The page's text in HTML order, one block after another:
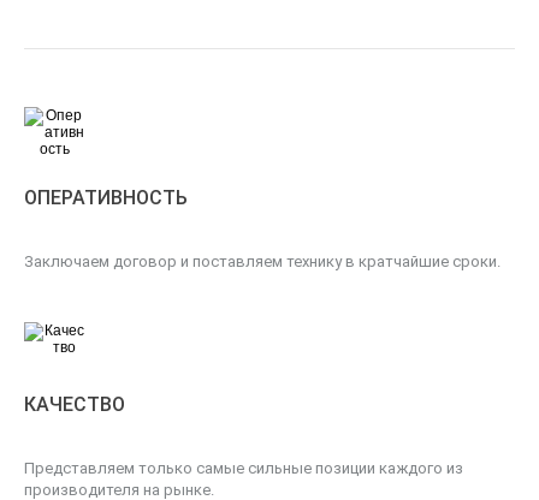
ОПЕРАТИВНОСТЬ
Заключаем договор и поставляем технику в кратчайшие сроки.
КАЧЕСТВО
Представляем только самые сильные позиции каждого из
производителя на рынке.